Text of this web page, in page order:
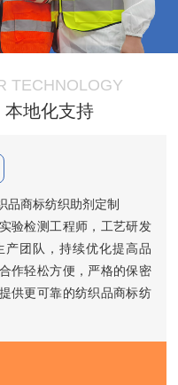
TECHNOLOGY
本地化支持
品商标纺织助剂定制
验检测工程师，工艺研发
产团队，持续优化提高品
作轻松方便，严格的保密
供更可靠的纺织品商标纺